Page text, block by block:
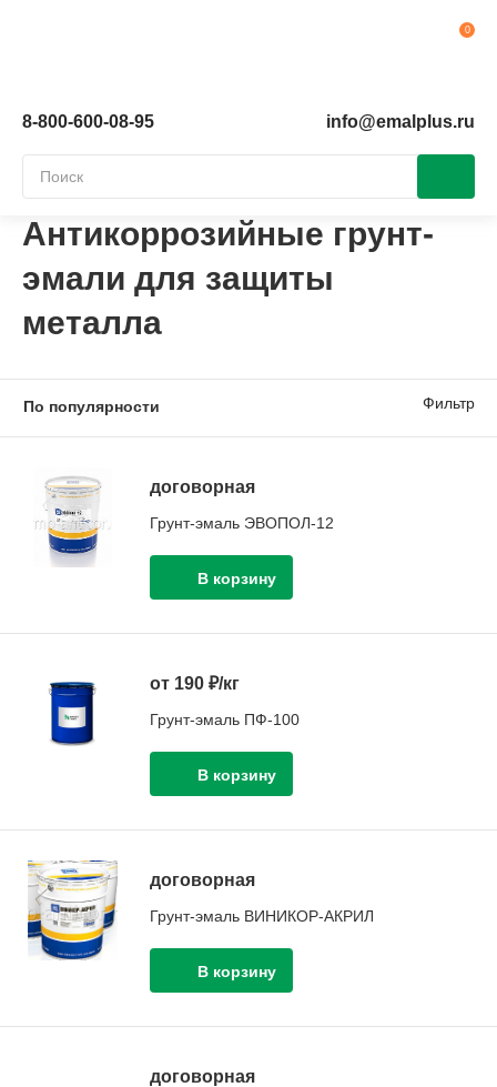
8-800-600-08-95 info@emalplus.ru
Антикоррозийные грунт-
эмали для защиты
металла
Фильтр
договорная
Грунт-эмаль ЭВОПОЛ-12
от 190 ₽/кг
Грунт-эмаль ПФ-100
договорная
Грунт-эмаль ВИНИКОР-АКРИЛ
договорная